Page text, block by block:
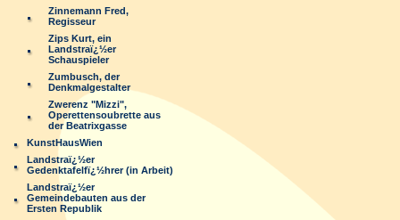
Zinnemann Fred,
Regisseur
Zips Kurt, ein
Landstraï¿½er
Schauspieler
Zumbusch, der
Denkmalgestalter
Zwerenz "Mizzi",
Operettensoubrette aus
der Beatrixgasse
KunstHausWien
Landstraï¿½er
Gedenktafelfï¿½hrer (in Arbeit)
Landstraï¿½er
Gemeindebauten aus der
Ersten Republik